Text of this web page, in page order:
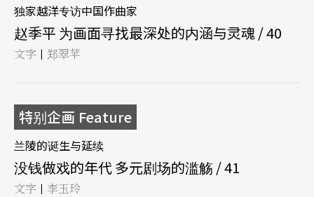
独家越洋专访中国作曲家
赵季平 为画面寻找最深处的内涵与灵魂 / 40
文字 | 郑翠苹
特别企画 Feature
兰陵的诞生与延续
没钱做戏的年代 多元剧场的滥觞 / 41
文字 | 李玉玲